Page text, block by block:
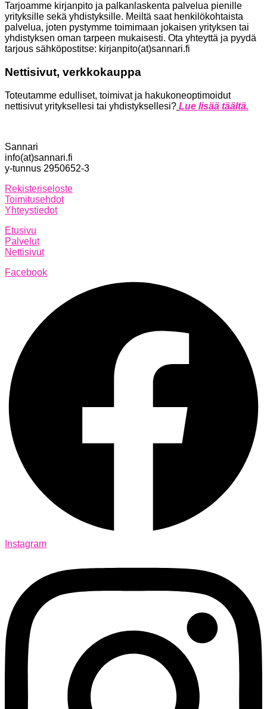
Tarjoamme kirjanpito ja palkanlaskenta palvelua pienille
yrityksille sekä yhdistyksille. Meiltä saat henkilökohtaista
palvelua, joten pystymme toimimaan jokaisen yrityksen tai
yhdistyksen oman tarpeen mukaisesti. Ota yhteyttä ja pyydä
tarjous sähköpostitse: kirjanpito(at)sannari.fi
Nettisivut, verkkokauppa
Toteutamme edulliset, toimivat ja hakukoneoptimoidut
nettisivutyrityksellesi tai yhdistyksellesi? Lue lisää täältä.
Sannari
info(at)sannari.fi
y-tunnus 2950652-3
Rekisteriseloste
Toimitusehdot
Yhteystiedot
Etusivu
Palvelut
Nettisivut
Facebook
Instagram